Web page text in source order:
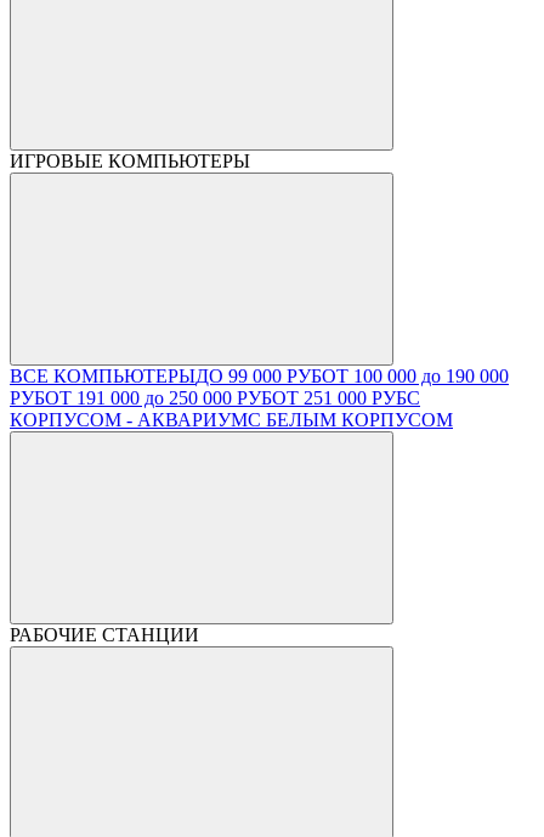
ИГРОВЫЕ КОМПЬЮТЕРЫ
ВСЕ КОМПЬЮТЕРЫДО 99 000 РУБОТ 100 000 до 190 000
РУБОТ 191 000 до 250 000 РУБОТ 251 000 РУБС
КОРПУСОМ - АКВАРИУМС БЕЛЫМ КОРПУСОМ
РАБОЧИЕ СТАНЦИИ